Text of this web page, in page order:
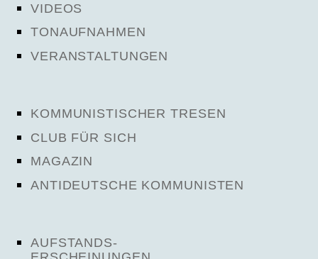
VIDEOS
TONAUFNAHMEN
VERANSTALTUNGEN
KOMMUNISTISCHER TRESEN
CLUB FÜR SICH
MAGAZIN
ANTIDEUTSCHE KOMMUNISTEN
AUFSTANDS-